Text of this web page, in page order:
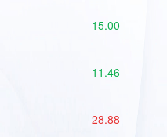
15.00
11.46
28.88